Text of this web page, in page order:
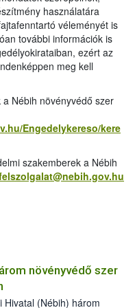
használatára
véleményét is
további információk is
ezért az
meg kell
Nébih növényvédő szer
Engedelykereso/kere
szakemberek a Nébih
növényvédő szer
Hivatal (Nébih) három